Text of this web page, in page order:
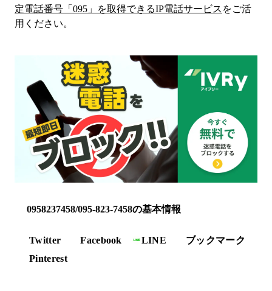
定電話番号「 095 」を取得できるIP電話サービス をご活
用ください。
0958237458/095-823-7458の基本情報
Twitter Facebook LINE
ブックマーク
Pinterest